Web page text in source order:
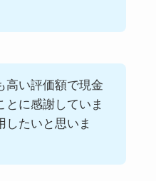
高い評価額で現金
とに感謝していま
したいと思いま